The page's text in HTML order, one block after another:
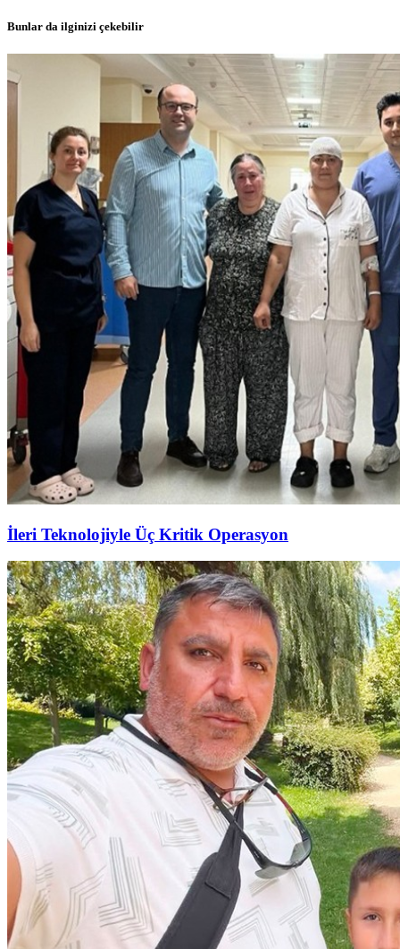
Bunlar da ilginizi çekebilir
İleri Teknolojiyle Üç Kritik Operasyon